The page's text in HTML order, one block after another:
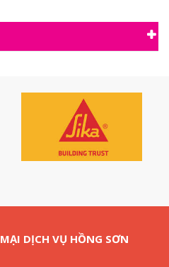
DỊCH VỤ HỒNG SƠN